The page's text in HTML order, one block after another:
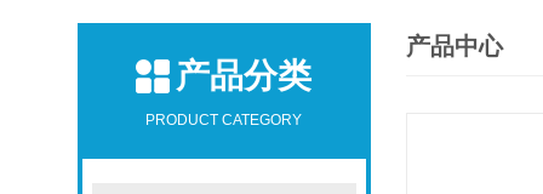
产品分类
PRODUCT CATEGORY
产品中心